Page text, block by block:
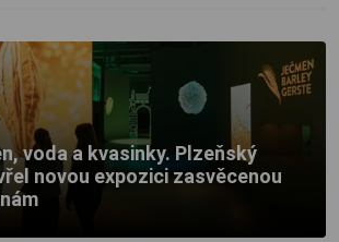
voda a kvasinky. Plzeňský
novou expozici zasvěcenou